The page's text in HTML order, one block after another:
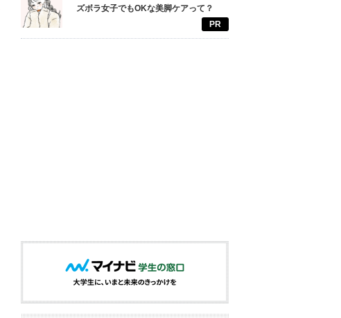
ズボラ女子でもOKな美脚ケアって？
PR